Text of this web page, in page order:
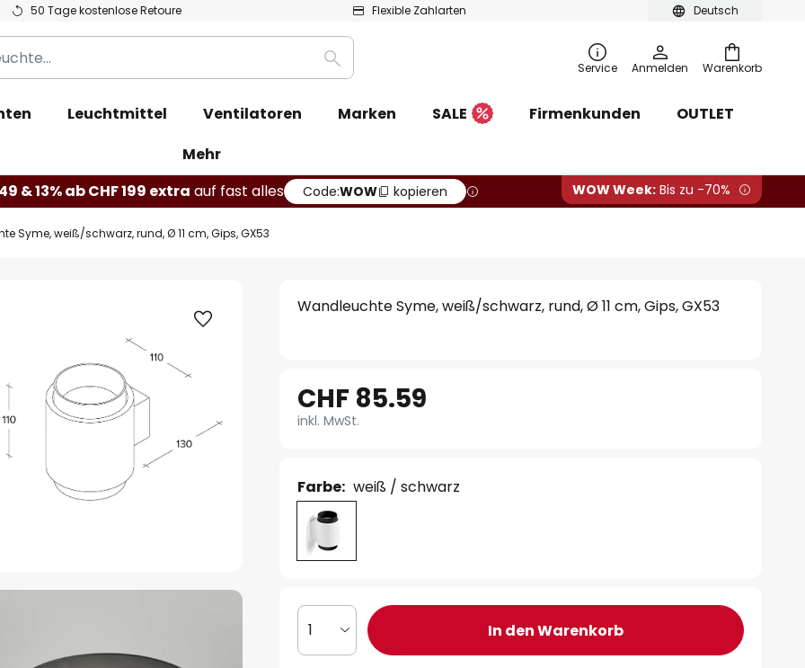
Deutsch
50 Tage kostenlose Retoure Flexible Zahlarten
Warenkorb
Suche Service Anmelden
Leuchtmittel Ventilatoren Marken SALE Firmenkunden
OUTLET
Mehr
& 13% ab CHF 199 extra auf fast alles Code:WOW kopieren WOW Week: Bis zu -70%
Syme, weiß/schwarz, rund, Ø 11 cm, Gips, GX53
Wandleuchte Syme, weiß/schwarz, rund, Ø 11 cm, Gips, GX53
CHF 85.59
inkl. MwSt.
Farbe: weiß / schwarz
1 In den Warenkorb